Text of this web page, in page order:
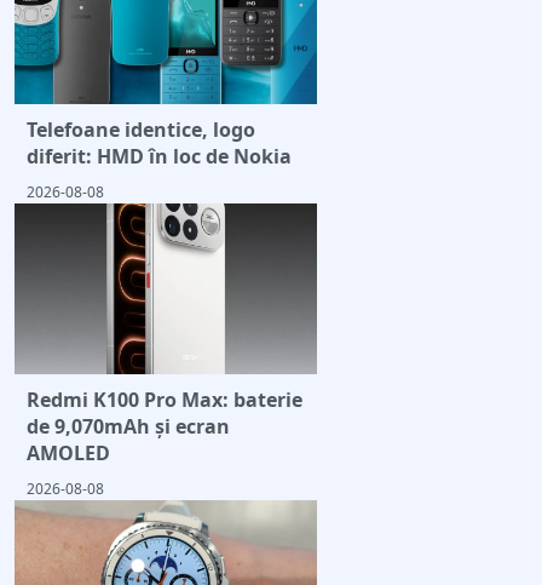
Telefoane identice, logo
diferit: HMD în loc de Nokia
2026-08-08
Redmi K100 Pro Max: baterie
de 9,070mAh și ecran
AMOLED
2026-08-08